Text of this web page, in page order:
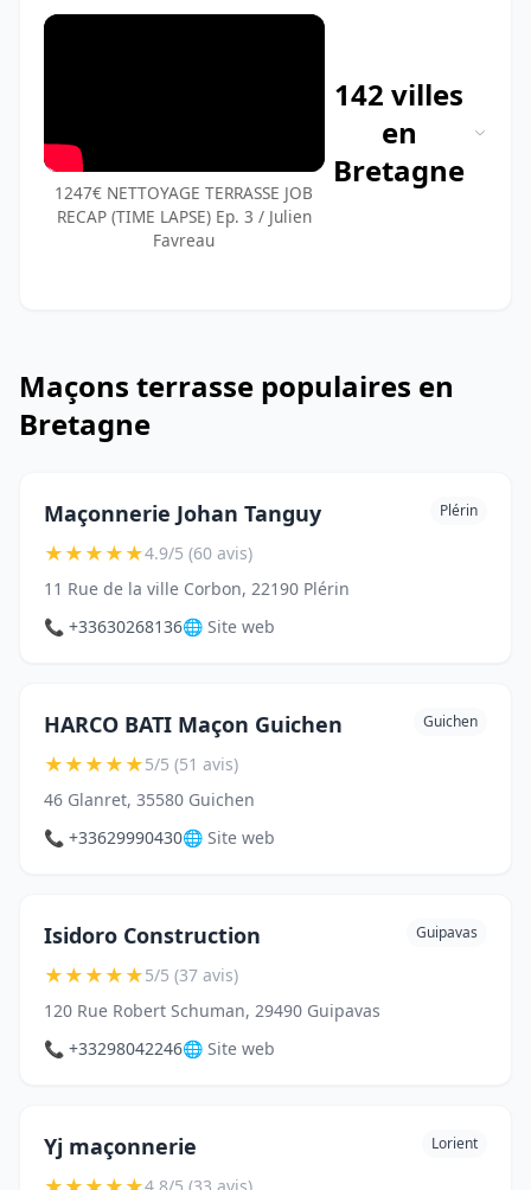
1247€ NETTOYAGE TERRASSE JOB
RECAP (TIME LAPSE) Ep. 3 / Julien
Favreau
142 villes
en
Bretagne
Maçons terrasse populaires en
Bretagne
Maçonnerie Johan Tanguy Plérin
★★★★★4.9/5 (60 avis)
11 Rue de la ville Corbon, 22190 Plérin
📞 +33630268136🌐 Site web
HARCO BATI Maçon Guichen Guichen
★★★★★5/5 (51 avis)
46 Glanret, 35580 Guichen
📞 +33629990430🌐 Site web
Isidoro Construction Guipavas
★★★★★5/5 (37 avis)
120 Rue Robert Schuman, 29490 Guipavas
📞 +33298042246🌐 Site web
Yj maçonnerie Lorient